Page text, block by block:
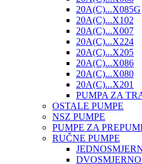
20A(C)...X085G
20A(C)...X102
20A(C)...X007
20A(C)...X224
20A(C)...X205
20A(C)...X086
20A(C)...X080
20A(C)...X201
PUMPA ZA
OSTALE PUMPE
NSZ PUMPE
PUMPE ZA
RUČNE PUMPE